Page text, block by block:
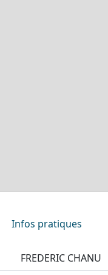
Infos pratiques
FREDERIC CHANU